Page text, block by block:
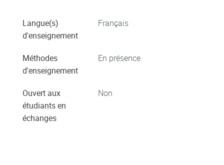
Langue(s)
d'enseignement
Français
Méthodes
d'enseignement
En présence
Ouvert aux
étudiants en
échanges
Non